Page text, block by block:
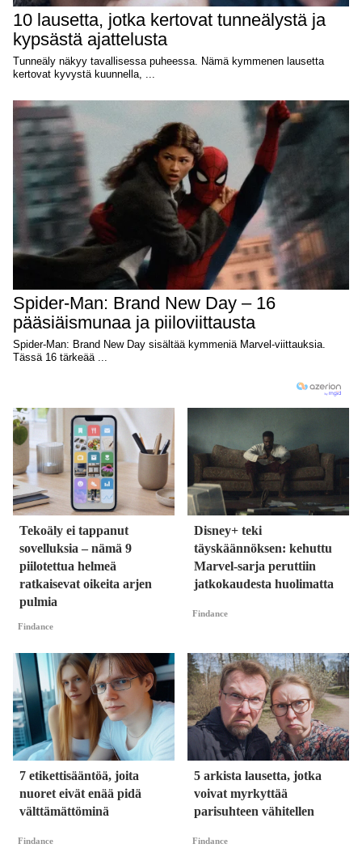
Tekoäly ei tappanut
sovelluksia – nämä 9
piilotettua helmeä
ratkaisevat oikeita arjen
pulmia
Findance
Disney+ teki
täyskäännöksen: kehuttu
Marvel-sarja peruttiin
jatkokaudesta huolimatta
Findance
7 etikettisääntöä, joita
nuoret eivät enää pidä
välttämättöminä
Findance
5 arkista lausetta, jotka
voivat myrkyttää
parisuhteen vähitellen
Findance